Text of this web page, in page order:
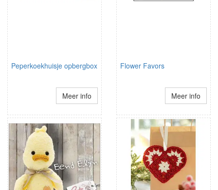
Peperkoekhuisje opbergbox
Meer info
Flower Favors
Meer info